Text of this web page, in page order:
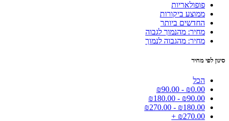
פופולאריות
ממוצע ביקורות
החדשים ביותר
מחיר: מהנמוך לגבוה
מחיר: מהגבוה לנמוך
סינון לפי מחיר
הכל
₪0.00
-
₪90.00
₪90.00
-
₪180.00
₪180.00
-
₪270.00
₪270.00
+